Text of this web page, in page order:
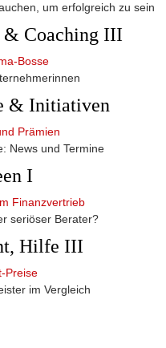
um erfolgreich zu sein
& Coaching III
Bosse
& Initiativen
Prämien
News und Termine
I
Finanzvertrieb
seriöser Berater?
Hilfe III
Preise
im Vergleich